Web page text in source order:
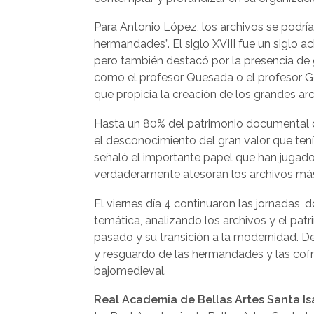
Para Antonio López, los archivos se
hermandades”. El siglo XVIII fue un siglo
pero también destacó por la presencia
como el profesor Quesada o el profesor
que propicia la creación de los grandes
Hasta un 80% del patrimonio documental
el desconocimiento del gran valor que
señaló el importante papel que han
verdaderamente atesoran los archivos
El viernes día 4 continuaron las jornadas,
temática, analizando los archivos y el
pasado y su transición a la modernidad.
y resguardo de las hermandades y las
bajomedieval.
Real Academia de Bellas Artes Santa